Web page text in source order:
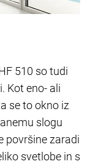
510 so tudi
Kot eno- ali
se to okno iz
slogu
površine zaradi
svetlobe in s